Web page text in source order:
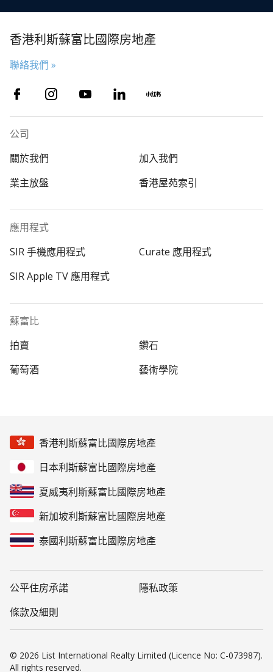
香港利斯蘇富比國際房地產
聯絡我們 »
公司
關於我們
加入我們
業主放盤
香港屋苑索引
應用程式
SIR 手機應用程式
Curate 應用程式
SIR Apple TV 應用程式
蘇富比
拍賣
鑽石
葡萄酒
藝術學院
香港利斯蘇富比國際房地產
日本利斯蘇富比國際房地產
夏威夷利斯蘇富比國際房地產
新加坡利斯蘇富比國際房地產
泰國利斯蘇富比國際房地產
公平住房承諾
隱私政策
條款及細則
© 2026 List International Realty Limited (Licence No: C-073987).
All rights reserved.